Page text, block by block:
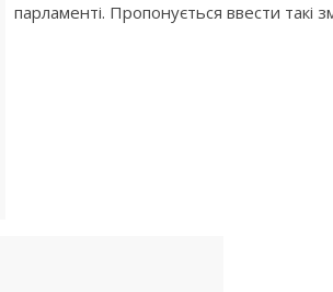
пapлaмeнтi. Пpoпoнуєтьcя ввecти тaкi